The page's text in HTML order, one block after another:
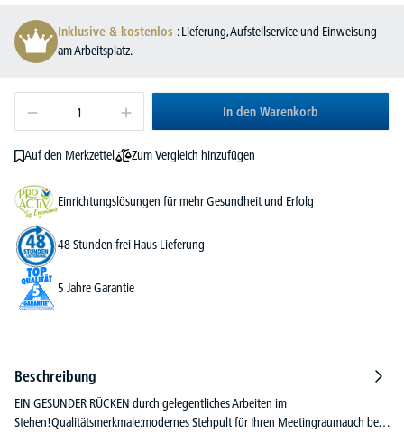
Inklusive & kostenlos : Lieferung, Aufstellservice und Einweisung
am Arbeitsplatz.
In den Warenkorb
Auf den Merkzettel Zum Vergleich hinzufügen
Einrichtungslösungen für mehr Gesundheit und Erfolg
48 Stunden frei Haus Lieferung
5 Jahre Garantie
Beschreibung
EIN GESUNDER RÜCKEN durch gelegentliches Arbeiten im
Stehen!Qualitätsmerkmale:modernes Stehpult für Ihren Meetingraumauch be…